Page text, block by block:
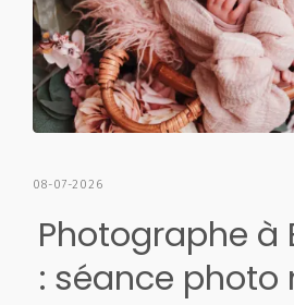
08-07-2026
Photographe à
: séance